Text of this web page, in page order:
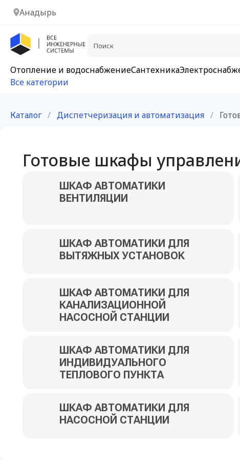
Анадырь
Отопление и водоснабжениеСантехника
Все категории
Каталог / Диспетчеризация и автоматизация /
Готовые шкафы
ШКАФ АВТОМАТИКИ
ВЕНТИЛЯЦИИ
ШКАФ АВТОМАТИКИ ДЛЯ
ВЫТЯЖНЫХ УСТАНОВОК
ШКАФ АВТОМАТИКИ ДЛЯ
КАНАЛИЗАЦИОННОЙ
НАСОСНОЙ СТАНЦИИ
ШКАФ АВТОМАТИКИ ДЛЯ
ИНДИВИДУАЛЬНОГО
ТЕПЛОВОГО ПУНКТА
ШКАФ АВТОМАТИКИ ДЛЯ
НАСОСНОЙ СТАНЦИИ